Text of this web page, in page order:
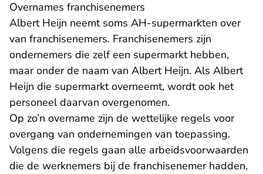
Overnames franchisenemers
Albert Heijn neemt soms AH-supermarkten over
van franchisenemers. Franchisenemers zijn
ondernemers die zelf een supermarkt hebben,
maar onder de naam van Albert Heijn. Als Albert
Heijn die supermarkt overneemt, wordt ook het
personeel daarvan overgenomen.
Op zo’n overname zijn de wettelijke regels voor
overgang van ondernemingen van toepassing.
Volgens die regels gaan alle arbeidsvoorwaarden
die de werknemers bij de franchisenemer hadden,